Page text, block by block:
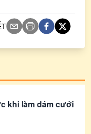
khi làm đám cưới